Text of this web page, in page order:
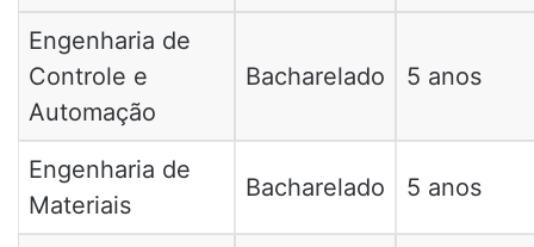
Engenharia de
Controle e
Automação
Bacharelado 5 anos
Engenharia de
Materiais
Bacharelado 5 anos